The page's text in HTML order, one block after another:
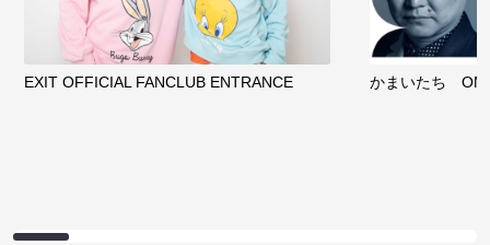
EXIT OFFICIAL FANCLUB ENTRANCE かまいたち